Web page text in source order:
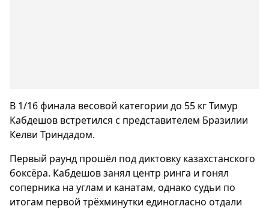
В 1/16 финала весовой категории до 55 кг Тимур
Кабдешов встретился с представителем Бразилии
Келви Триндадом.
Первый раунд прошёл под диктовку казахстанского
боксёра. Кабдешов занял центр ринга и гонял
соперника на углам и канатам, однако судьи по
итогам первой трёхминутки единогласно отдали